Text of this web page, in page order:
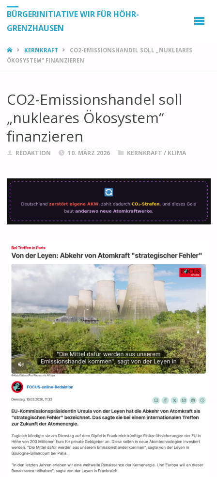
BÜRGERINITIATIVE WIR FÜR HÖHR-
GRENZHAUSEN
STARTKERNKRAFT
CO2-EMISSIONSHANDEL SOLL „NUKLEARES
ÖKOSYSTEM“ FINANZIEREN
CO2-Emissionshandel soll
„nukleares Ökosystem“
finanzieren
REDAKTION 10. MÄRZ 2026 KERNKRAFT / KLIMA